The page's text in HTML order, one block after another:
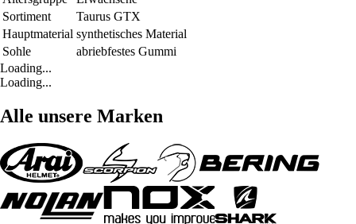
Sortiment
Taurus GTX
Hauptmaterial synthetisches Material
Sohle
abriebfestes Gummi
Loading...
Loading...
Alle unsere Marken